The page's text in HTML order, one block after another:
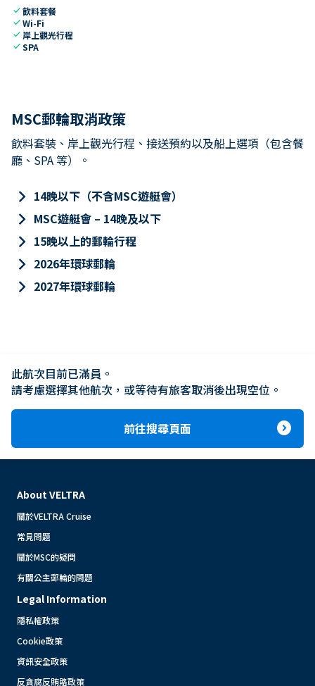
check飲料套餐
checkWi-Fi
check 岸上觀光行程
checkSPA
MSC郵輪取消政策
飲料套裝、岸上觀光行程、接送預約以及船上選項（包含餐
廳、SPA 等）。
keyboard_arrow_right 14晚以下（不含MSC遊艇會）
keyboard_arrow_right MSC遊艇會 – 14晚及以下
keyboard_arrow_right 15晚以上的郵輪行程
keyboard_arrow_right 2026年環球郵輪
keyboard_arrow_right 2027年環球郵輪
此航次目前已滿員。
請考慮選擇其他航次，或等待有旅客取消後出現空位。
前往搜尋頁面 expand_circle_right
About VELTRA
關於VELTRA Cruise
常見問題
關於MSC的疑問
有關公主郵輪的問題
Legal Information
隱私權政策
Cookie政策
資訊安全政策
反貪腐反賄賂政策